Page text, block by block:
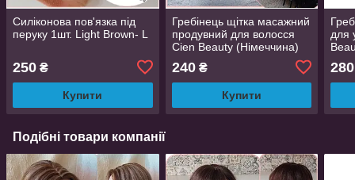
Силіконова пов'язка під
перуку 1шт. Light Brown- L
250 ₴
Купити
Гребінець щітка масажний
продувний для волосся
Cien Beauty (Німеччина)
240₴
Купити
для
280
Подібні товари компанії